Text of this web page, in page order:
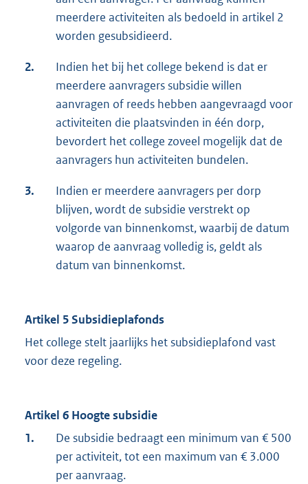
meerdere activiteiten als bedoeld in artikel 2
worden gesubsidieerd.
2.
Indien het bij het college bekend is dat er
meerdere aanvragers subsidie willen
aanvragen of reeds hebben aangevraagd voor
activiteiten die plaatsvinden in één dorp,
bevordert het college zoveel mogelijk dat de
aanvragers hun activiteiten bundelen.
3.
Indien er meerdere aanvragers per dorp
blijven, wordt de subsidie verstrekt op
volgorde van binnenkomst, waarbij de datum
waarop de aanvraag volledig is, geldt als
datum van binnenkomst.
Artikel 5 Subsidieplafonds
Het college stelt jaarlijks het subsidieplafond vast
voor deze regeling.
Artikel 6 Hoogte subsidie
1.
De subsidie bedraagt een minimum van € 500
per activiteit, tot een maximum van € 3.000
per aanvraag.